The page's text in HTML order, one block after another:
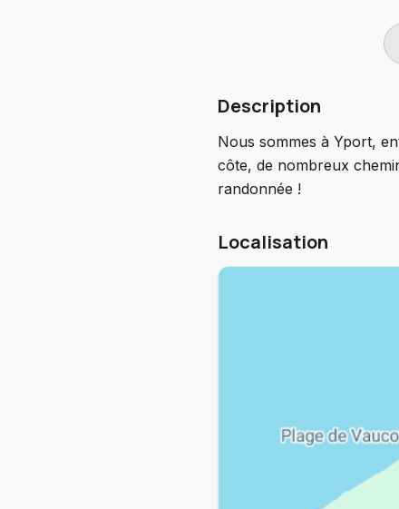
Description
Nous sommes à Yport,
côte, de nombreux
randonnée !
Localisation